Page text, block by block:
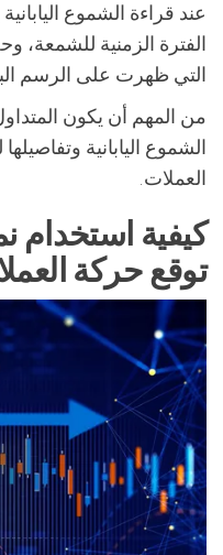
عند قراءة الشموع
الفترة الزمنية للشمعة،
التي ظهرت على الرسم
من المهم أن يكون
الشموع اليابانية
العملات.
كيفية استخدام
توقع حركة